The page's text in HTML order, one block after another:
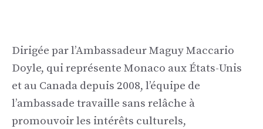
Dirigée par l’Ambassadeur Maguy Maccario
Doyle, qui représente Monaco aux États-Unis
et au Canada depuis 2008, l’équipe de
l’ambassade travaille sans relâche à
promouvoir les intérêts culturels,